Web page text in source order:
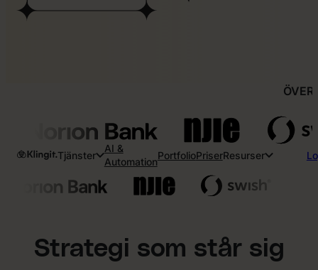
Tjänster
AI &
Automation
PortfolioPriserResurser
Strategi som står sig